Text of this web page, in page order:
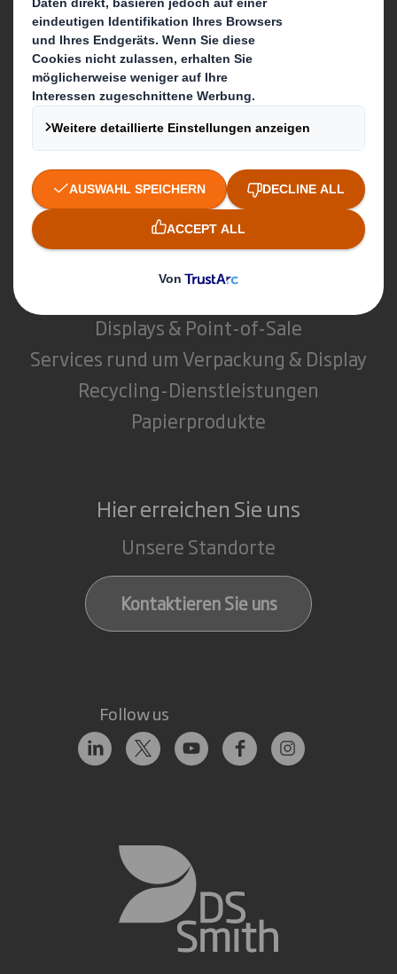
Über International Paper
Zusammenschluss von IP + DS Smith
Nachhaltigkeit
Unser Unternehmenszweck
Media
Karriere & Jobs
Was wir tun
Displays & Point-of-Sale
Services rund um Verpackung & Display
Recycling-Dienstleistungen
Papierprodukte
Hier erreichen Sie uns
Unsere Standorte
Kontaktieren Sie uns
Follow us